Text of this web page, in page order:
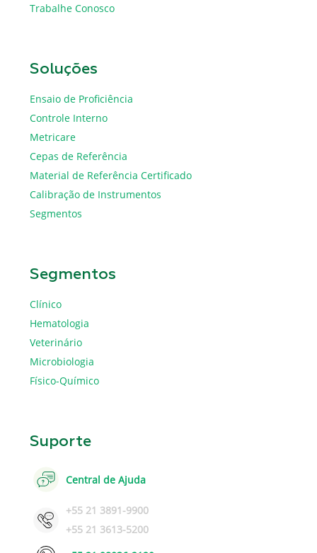
Trabalhe Conosco
Soluções
Ensaio de Proficiência
Controle Interno
Metricare
Cepas de Referência
Material de Referência Certificado
Calibração de Instrumentos
Segmentos
Segmentos
Clínico
Hematologia
Veterinário
Microbiologia
Físico-Químico
Suporte
Central de Ajuda
+55 21 3891-9900
+55 21 3613-5200